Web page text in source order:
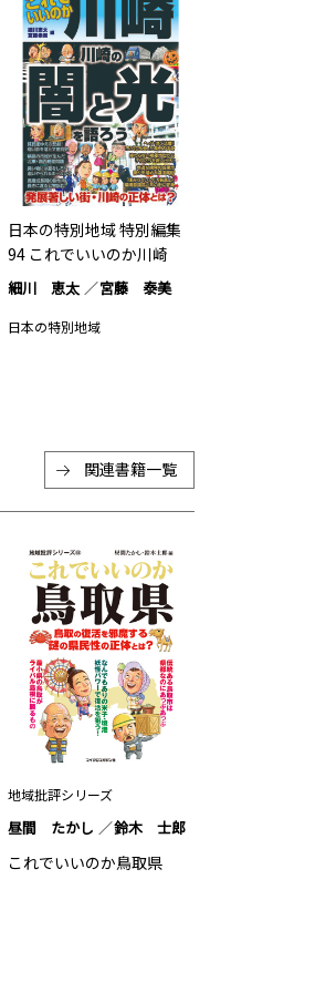
日本の特別地域 特別編集
94 これでいいのか川崎
細川 恵太 宮藤 泰美
日本の特別地域
関連書籍一覧
地域批評シリーズ
昼間 たかし 鈴木 士郎
これでいいのか鳥取県